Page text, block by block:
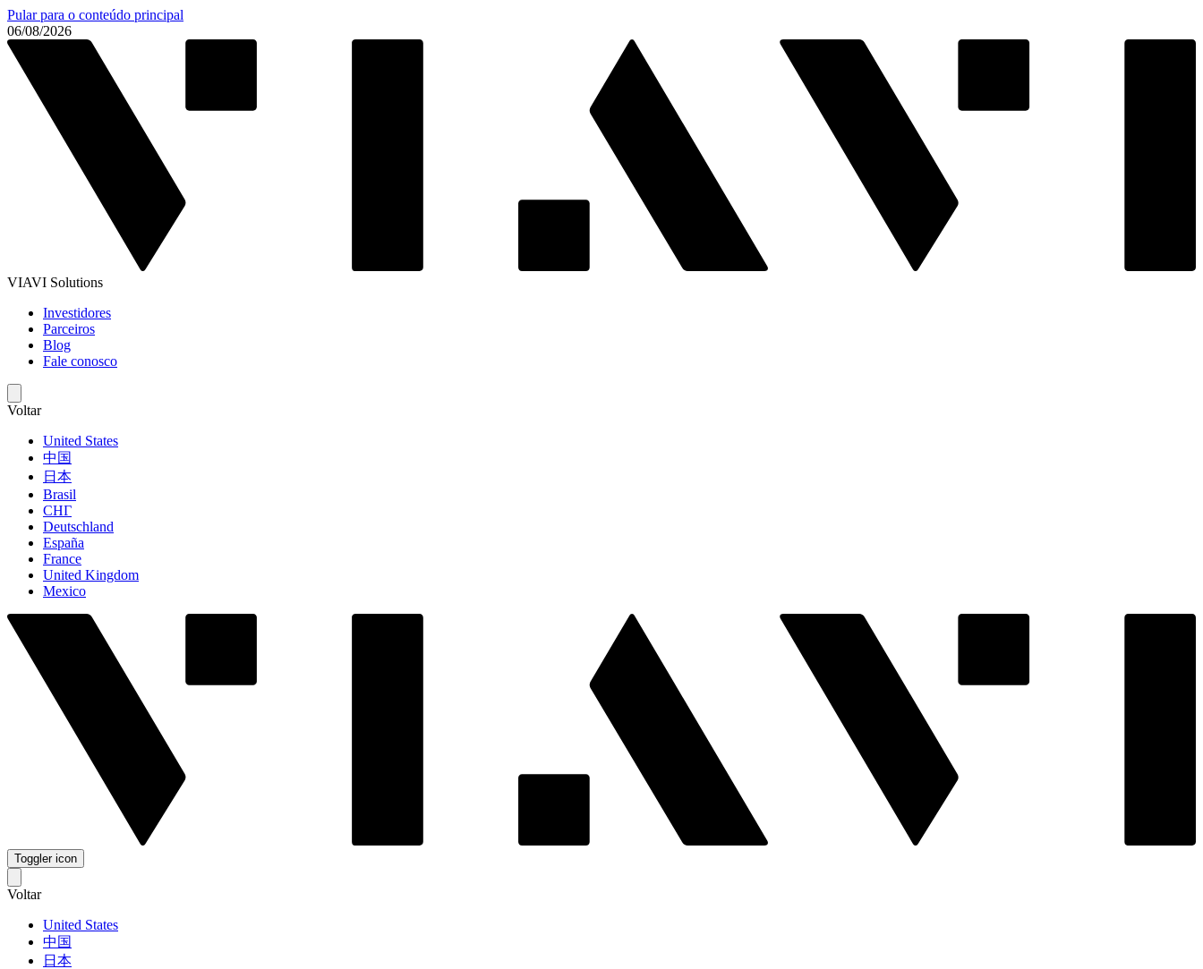
Pular para o conteúdo principal
06/08/2026
VIAVI Solutions
Investidores
Parceiros
Blog
Fale conosco
Voltar
United States
中国
日本
Brasil
СНГ
Deutschland
España
France
United Kingdom
Mexico
Toggler icon
Voltar
United States
中国
日本